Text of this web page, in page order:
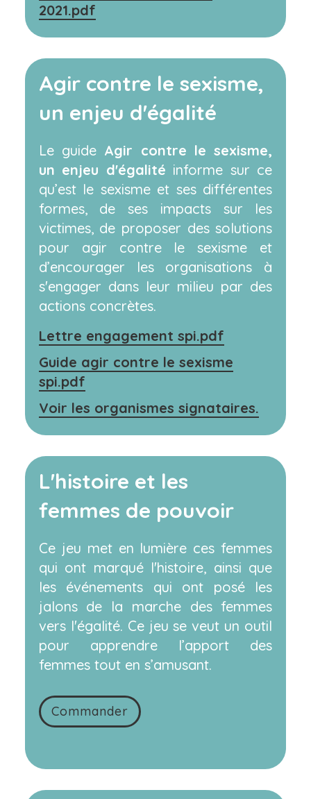
2021.pdf
Agir contre le sexisme,
un enjeu d'égalité
Le guide Agir contre le sexisme,
un enjeu d'égalité informe sur ce
qu’est le sexisme et ses différentes
formes, de ses impacts sur les
victimes, de proposer des solutions
pour agir contre le sexisme et
d’encourager les organisations à
s'engager dans leur milieu par des
actions concrètes.
Lettre engagement spi.pdf
Guide agir contre le sexisme
spi.pdf
Voir les organismes signataires.
L'histoire et les
femmes de pouvoir
Ce jeu met en lumière ces femmes
qui ont marqué l'histoire, ainsi que
les événements qui ont posé les
jalons de la marche des femmes
vers l'égalité. Ce jeu se veut un outil
pour apprendre l’apport des
femmes tout en s’amusant.
Commander